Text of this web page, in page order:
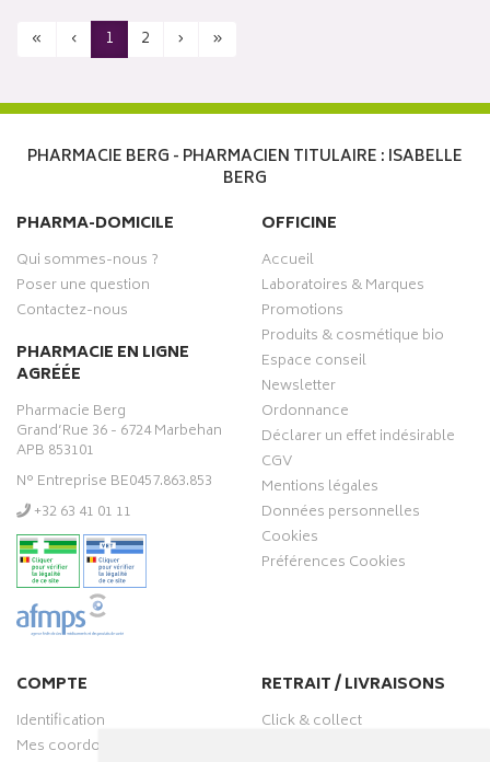
« ‹ 1 2 › »
PHARMACIE BERG - PHARMACIEN TITULAIRE : ISABELLE
BERG
PHARMA-DOMICILE
Qui sommes-nous ?
Poser une question
Contactez-nous
PHARMACIE EN LIGNE
AGRÉÉE
Pharmacie Berg
Grand’Rue 36 - 6724 Marbehan
APB 853101
N° Entreprise BE0457.863.853
‭+32 63 41 01 11‬
OFFICINE
Accueil
Laboratoires & Marques
Promotions
Produits & cosmétique bio
Espace conseil
Newsletter
Ordonnance
Déclarer un effet indésirable
CGV
Mentions légales
Données personnelles
Cookies
Préférences Cookies
COMPTE
Identification
Mes coordonnées
RETRAIT / LIVRAISONS
Click & collect